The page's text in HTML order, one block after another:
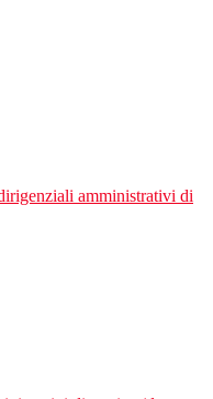
amministrativi di